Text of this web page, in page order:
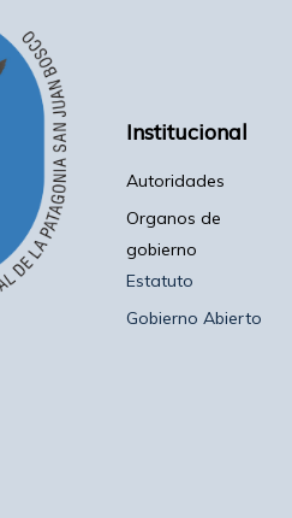
Institucional
Autoridades
Organos de
gobierno
Estatuto
Gobierno Abierto